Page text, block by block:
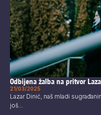
Odbijena žalba na pritvor
21/03/2025
Lazar Dinić, naš mladi
još...